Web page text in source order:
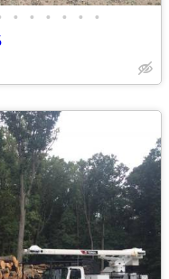
• • • • • •